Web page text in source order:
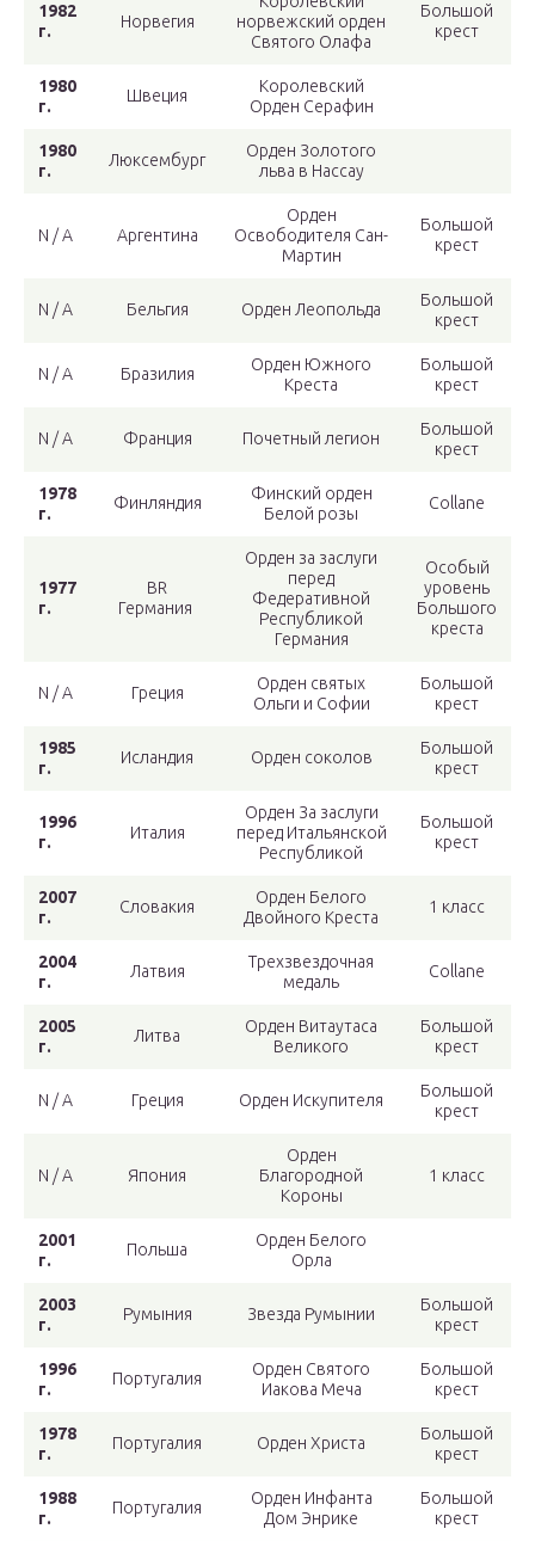
1982
г.
Норвегия
норвежский орден
Святого Олафа
Большой
крест
1980
г.
Швеция
Королевский
Орден Серафин
1980
г.
Люксембург
Орден Золотого
льва в Нассау
N / A Аргентина
Орден
Освободителя Сан-
Мартин
Большой
крест
N / A Бельгия Орден Леопольда
Большой
крест
N / A Бразилия
Орден Южного
Креста
Большой
крест
N / A Франция Почетный легион
Большой
крест
1978
г.
Финляндия
Финский орден
Белой розы
Collane
1977
г.
BR
Германия
Орден за заслуги
перед
Федеративной
Республикой
Германия
Особый
уровень
Большого
креста
N / A Греция
Орден святых
Ольги и Софии
Большой
крест
1985
г.
Исландия Орден соколов
Большой
крест
1996
г.
Италия
Орден За заслуги
перед Итальянской
Республикой
Большой
крест
2007
г.
Словакия
Орден Белого
Двойного Креста
1 класс
2004
г.
Латвия
Трехзвездочная
медаль
Collane
2005
г.
Литва
Орден Витаутаса
Великого
Большой
крест
N / A Греция Орден Искупителя
Большой
крест
N / A Япония
Орден
Благородной
Короны
1 класс
2001
г.
Польша
Орден Белого
Орла
2003
г.
Румыния Звезда Румынии
Большой
крест
1996
г.
Португалия
Орден Святого
Иакова Меча
Большой
крест
1978
г.
Португалия Орден Христа
Большой
крест
1988
г.
Португалия
Орден Инфанта
Дом Энрике
Большой
крест